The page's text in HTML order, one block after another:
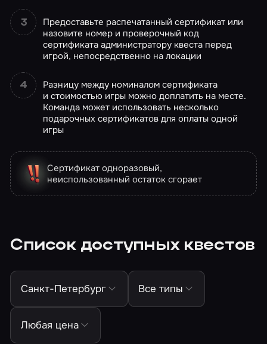
Предоставьте распечатанный сертификат или
назовите номер и проверочный код
сертификата администратору квеста перед
игрой, непосредственно на локации
Разницу между номиналом сертификата
и стоимостью игры можно доплатить на месте.
Команда может использовать несколько
подарочных сертификатов для оплаты одной
игры
Сертификат одноразовый,
неиспользованный остаток сгорает
Список доступных квестов
Санкт-Петербург Все типы
Любая цена